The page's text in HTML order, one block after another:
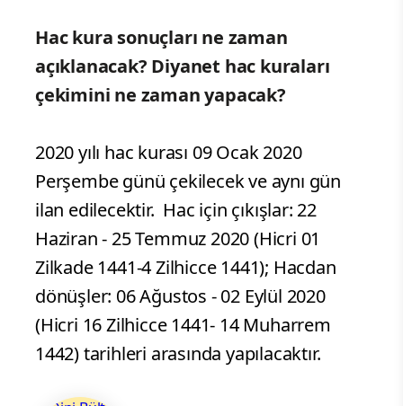
Hac kura sonuçları ne zaman
açıklanacak? Diyanet hac kuraları
çekimini ne zaman yapacak?
2020 yılı hac kurası 09 Ocak 2020
Perşembe günü çekilecek ve aynı gün
ilan edilecektir. Hac için çıkışlar: 22
Haziran - 25 Temmuz 2020 (Hicri 01
Zilkade 1441-4 Zilhicce 1441); Hacdan
dönüşler: 06 Ağustos - 02 Eylül 2020
(Hicri 16 Zilhicce 1441- 14 Muharrem
1442) tarihleri arasında yapılacaktır.